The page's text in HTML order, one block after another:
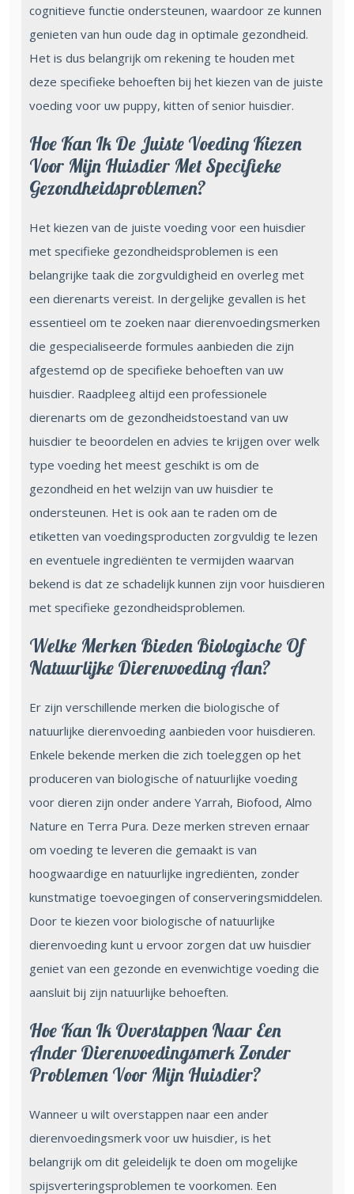
cognitieve functie ondersteunen, waardoor ze kunnen
genieten van hun oude dag in optimale gezondheid.
Het is dus belangrijk om rekening te houden met
deze specifieke behoeften bij het kiezen van de juiste
voeding voor uw puppy, kitten of senior huisdier.
Hoe Kan Ik De Juiste Voeding Kiezen
Voor Mijn Huisdier Met Specifieke
Gezondheidsproblemen?
Het kiezen van de juiste voeding voor een huisdier
met specifieke gezondheidsproblemen is een
belangrijke taak die zorgvuldigheid en overleg met
een dierenarts vereist. In dergelijke gevallen is het
essentieel om te zoeken naar dierenvoedingsmerken
die gespecialiseerde formules aanbieden die zijn
afgestemd op de specifieke behoeften van uw
huisdier. Raadpleeg altijd een professionele
dierenarts om de gezondheidstoestand van uw
huisdier te beoordelen en advies te krijgen over welk
type voeding het meest geschikt is om de
gezondheid en het welzijn van uw huisdier te
ondersteunen. Het is ook aan te raden om de
etiketten van voedingsproducten zorgvuldig te lezen
en eventuele ingrediënten te vermijden waarvan
bekend is dat ze schadelijk kunnen zijn voor huisdieren
met specifieke gezondheidsproblemen.
Welke Merken Bieden Biologische Of
Natuurlijke Dierenvoeding Aan?
Er zijn verschillende merken die biologische of
natuurlijke dierenvoeding aanbieden voor huisdieren.
Enkele bekende merken die zich toeleggen op het
produceren van biologische of natuurlijke voeding
voor dieren zijn onder andere Yarrah, Biofood, Almo
Nature en Terra Pura. Deze merken streven ernaar
om voeding te leveren die gemaakt is van
hoogwaardige en natuurlijke ingrediënten, zonder
kunstmatige toevoegingen of conserveringsmiddelen.
Door te kiezen voor biologische of natuurlijke
dierenvoeding kunt u ervoor zorgen dat uw huisdier
geniet van een gezonde en evenwichtige voeding die
aansluit bij zijn natuurlijke behoeften.
Hoe Kan Ik Overstappen Naar Een
Ander Dierenvoedingsmerk Zonder
Problemen Voor Mijn Huisdier?
Wanneer u wilt overstappen naar een ander
dierenvoedingsmerk voor uw huisdier, is het
belangrijk om dit geleidelijk te doen om mogelijke
spijsverteringsproblemen te voorkomen. Een